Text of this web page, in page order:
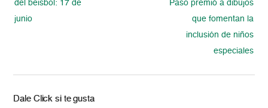
del beisbol: 17 de
junio
Paso premió a dibujos
que fomentan la
inclusión de niños
especiales
Dale Click si te gusta